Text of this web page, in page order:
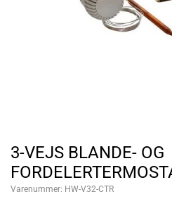
3-VEJS BLANDE- OG
Varenummer: HW-V32-CTR